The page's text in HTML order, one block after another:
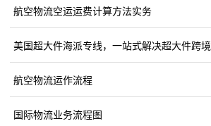
航空物流空运运费计算方法实务
美国超大件海派专线，一站式解决超大件跨
航空物流运作流程
国际物流业务流程图